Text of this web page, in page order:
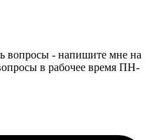
вопросы - напишите мне на
в рабочее время ПН-